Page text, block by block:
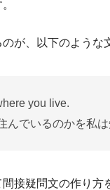
が、以下のような
you live.
んでいるのかを私は
接疑問文の作り方